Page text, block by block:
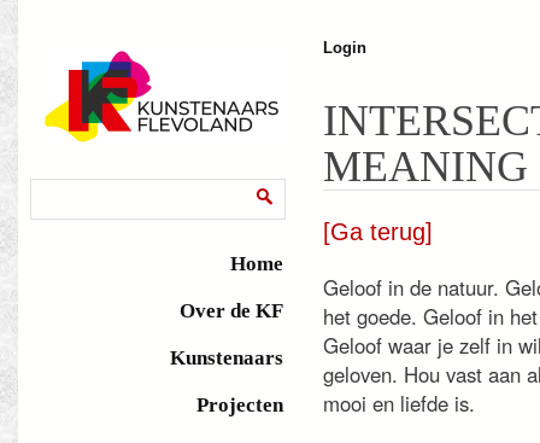
Home
Over de KF
Kunstenaars
Projecten
Login
MEANING
[Ga terug]
Geloof in de natuur.
het goede. Geloof in
Geloof waar je zelf in
geloven. Hou vast aan
mooi en liefde is.